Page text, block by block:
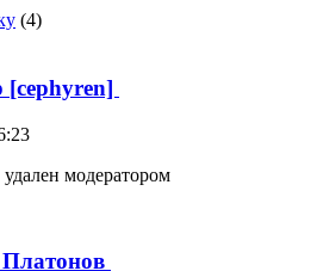
(4)
[cephyren]
модератором